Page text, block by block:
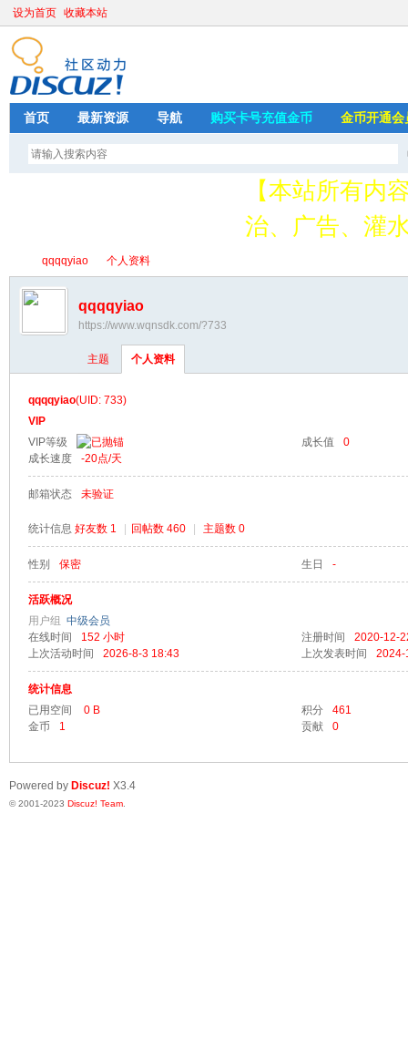
设为首页 收藏本站
首页 最新资源 导航 购买卡号充值金币 金币开通会
【本站所有内
治、广告、灌
›
qqqqyiao 个人资料
qqqqyiao
https://www.wqnsdk.com/?733
主题 个人资料
qqqqyiao(UID: 733)
VIP
VIP等级
成长值
0
成长速度
-20点/天
邮箱状态 未验证
统计信息 好友数 1 回帖数 460 主题数 0
性别 保密 生日 -
活跃概况
用户组 中级会员
在线时间
152 小时 注册时间
2020-12-
上次活动时间
2026-8-3 18:43 上次发表时间 2024-
统计信息
已用空间
0 B 积分
461
金币
1 贡献 0
Powered by Discuz! X3.4
© 2001-2023 Discuz! Team.